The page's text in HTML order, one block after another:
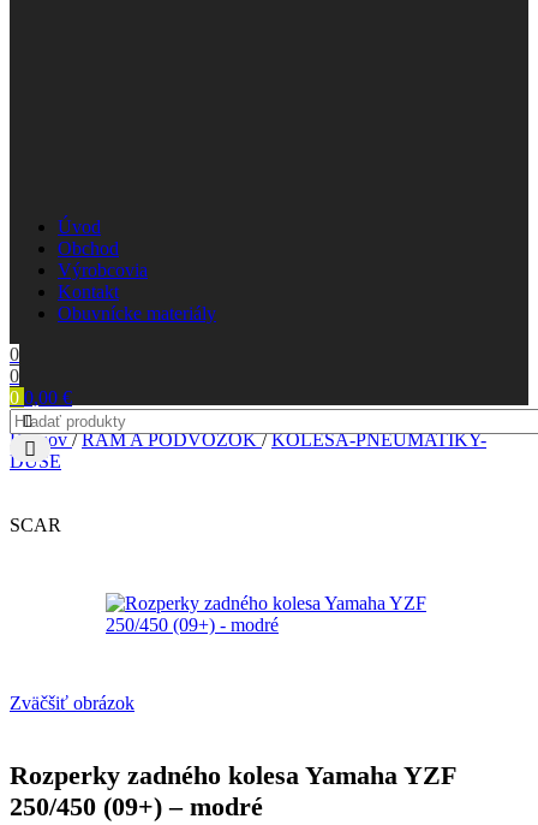
Úvod
Obchod
Výrobcovia
Kontakt
Obuvnícke materiály
0
0
0 0,00 €
Domov/ RÁM A PODVOZOK/ KOLESÁ-PNEUMATIKY-
DUŠE
SCAR
Zväčšiť obrázok
Rozperky zadného kolesa Yamaha YZF
250/450 (09+) – modré